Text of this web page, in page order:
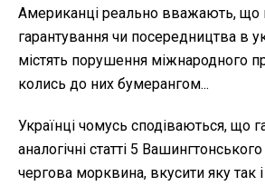
Американці реально вважають, що
гарантування чи посередництва в
містять порушення міжнародного
колись до них бумерангом...
Українці чомусь сподіваються, що
аналогічні статті 5
чергова морквина, вкусити яку так